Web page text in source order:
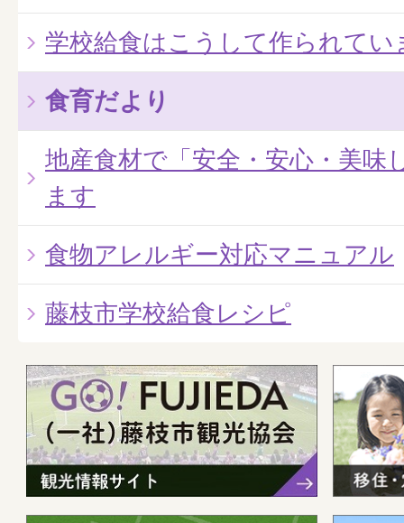
学校給食はこうして作られてい
食育だより
地産食材で「安全・安心・美味
ます
食物アレルギー対応マニュアル
藤枝市学校給食レシピ